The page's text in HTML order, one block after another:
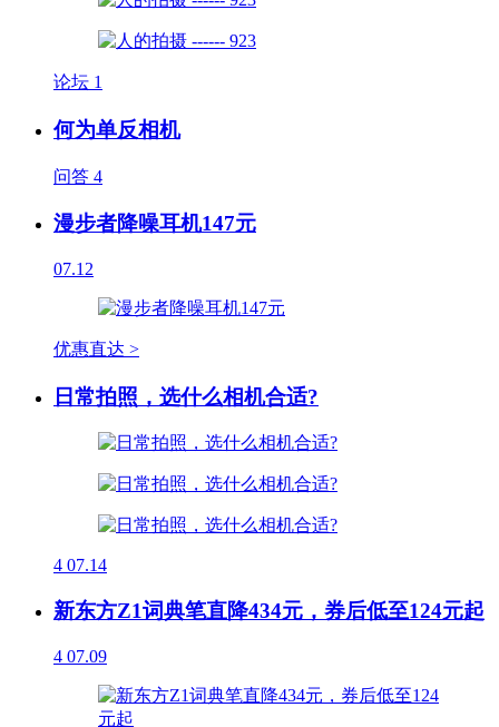
论坛 1
何为单反相机
问答 4
漫步者降噪耳机147元
07.12
优惠直达 >
日常拍照，选什么相机合适?
4 07.14
新东方Z1词典笔直降434元，券后低至124元起
4 07.09